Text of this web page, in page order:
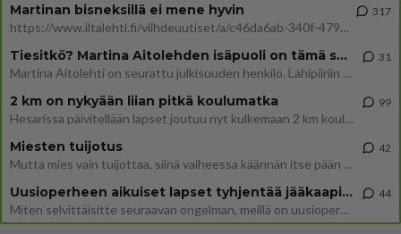
Martinan bisneksillä ei mene hyvin
https://www.iltalehti.fi/viihdeuutiset/a/c46da6ab-340f-4790-aaa7-0865eed2336 Yrityksen konkurssihakemus on tullut kärä
317
Tiesitkö? Martina Aitolehden isäpuoli on tämä suosittu laulaja
Martina Aitolehti on seurattu julkisuuden henkilö. Lähipiiriin mahtuu muitakin tunnettuja henkilöitä. Tiesitkö, että Ma
31
2 km on nykyään liian pitkä koulumatka
Hesarissa päivitellään lapset joutuu nyt kulkemaan 2 km kouluun jösses. Ruostefillarilla tuo matka menee vaikka miten äk
99
Miesten tuijotus
Mutta mies vain tuijottaa, siinä vaiheessa käännän itse pään pois. Mikä juttu? Yleensä jos joku tuijottaa tai katsoo, hä
42
Uusioperheen aikuiset lapset tyhjentää jääkaapin käydessään
Miten selvittäisitte seuraavan ongelman, meillä on uusioperhe, minulla teini-ikäiset lapset ja puolisolla aikuiset, jotk
44